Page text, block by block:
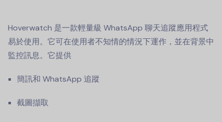
Hoverwatch 是一款輕量級 WhatsApp 聊天追蹤應用程式
易於使用。它可在使用者不知情的情況下運作，並在背景中
監控訊息。它提供
簡訊和 WhatsApp 追蹤
截圖擷取